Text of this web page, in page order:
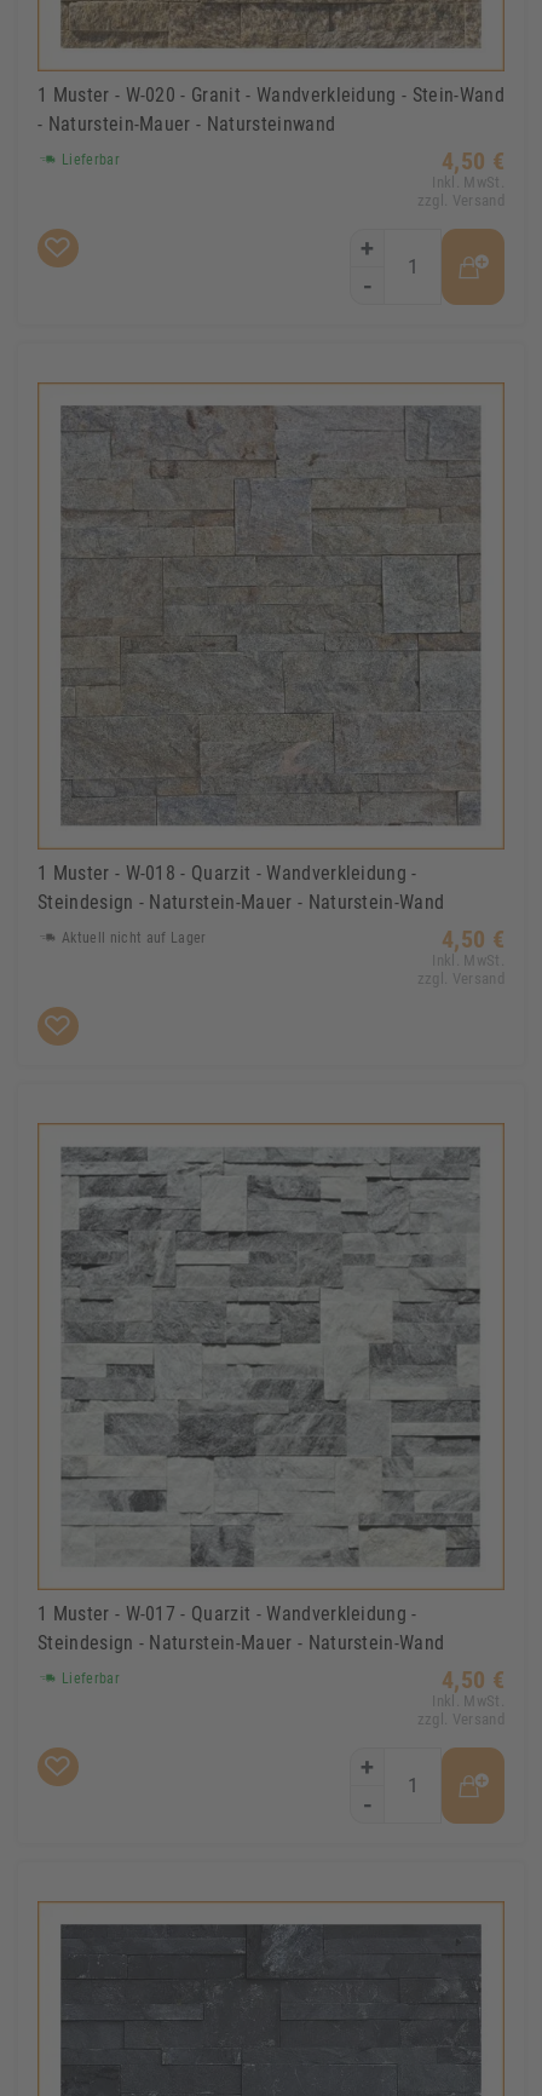
1 Muster - W-020 - Granit - Wandverkleidung - Stein-Wand
- Naturstein-Mauer - Natursteinwand
Lieferbar 4,50 €
Inkl. MwSt.
zzgl. Versand
+
-
1 Muster - W-018 - Quarzit - Wandverkleidung -
Steindesign - Naturstein-Mauer - Naturstein-Wand
Aktuell nicht auf Lager 4,50 €
Inkl. MwSt.
zzgl. Versand
1 Muster - W-017 - Quarzit - Wandverkleidung -
Steindesign - Naturstein-Mauer - Naturstein-Wand
Lieferbar 4,50 €
Inkl. MwSt.
zzgl. Versand
+
-